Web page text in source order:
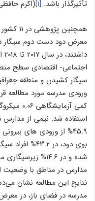
تأثیرگذار باشد. [۱] (اکرم
همچنین
معرض دود دست دوم سیگار
اجتماعی- اقتصادی سطح
ورودی مدرسه مورد مطالعه
کمی
استفاده شد. نیمی از مدارس
شده و در ۱۴.۶%
مدارس در مناطق با وضعیت
نتایج این مطالعه نشان
مدرسه در فضای باز، در